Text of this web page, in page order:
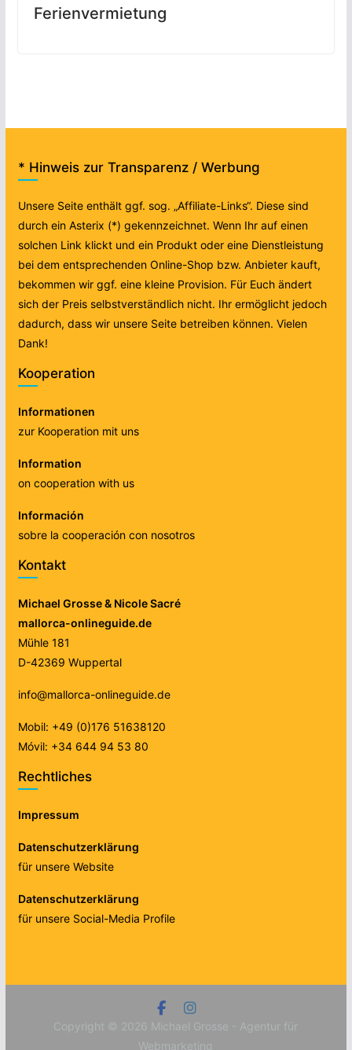
Ferienvermietung
* Hinweis zur Transparenz / Werbung
Unsere Seite enthält ggf. sog. „Affiliate-Links“. Diese sind
durch ein Asterix (*) gekennzeichnet. Wenn Ihr auf einen
solchen Link klickt und ein Produkt oder eine Dienstleistung
bei dem entsprechenden Online-Shop bzw. Anbieter kauft,
bekommen wir ggf. eine kleine Provision. Für Euch ändert
sich der Preis selbstverständlich nicht. Ihr ermöglicht jedoch
dadurch, dass wir unsere Seite betreiben können. Vielen
Dank!
Kooperation
Informationen
zur Kooperation mit uns
Information
on cooperation with us
Información
sobre la cooperación con nosotros
Kontakt
Michael Grosse & Nicole Sacré
mallorca-onlineguide.de
Mühle 181
D-42369 Wuppertal
info@mallorca-onlineguide.de
Mobil: +49 (0)176 51638120
Móvil: +34 644 94 53 80
Rechtliches
Impressum
Datenschutzerklärung
für unsere Website
Datenschutzerklärung
für unsere Social-Media Profile
Copyright © 2026 Michael Grosse - Agentur für
Webmarketing